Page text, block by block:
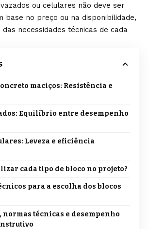
ou celulares não deve ser
base no preço ou na disponibilidade,
necessidades técnicas de cada
maciços: Resistência e
Equilíbrio entre desempenho
Leveza e eficiência
cada tipo de bloco no projeto?
para a escolha dos blocos
normas técnicas e desempenho